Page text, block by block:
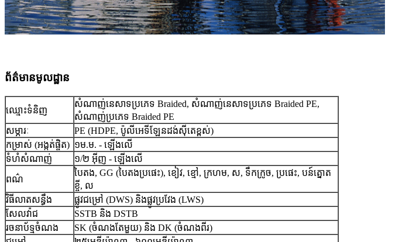
ព័ត៌មានមូលដ្ឋាន
ឈ្មោះ​ទំនិញ
សំណាញ់នេសាទប្រភេទ Braided, សំណាញ់នេសាទប្រភេទ Braided PE,
សំណាញ់ប្រភេទ Braided PE
សម្ភារៈ
PE (HDPE, ប៉ូលីអេទីឡែនដង់ស៊ីតេខ្ពស់)
កម្រាស់ (អង្កត់ផ្ចិត) ១ម.ម. - ឡើងលើ
ទំហំសំណាញ់
១/២ អ៊ីញ - ឡើងលើ
ពណ៌
បៃតង, GG (បៃតងប្រផេះ), ខៀវ, ខ្មៅ, ក្រហម, ស, ទឹកក្រូច, ប្រផេះ, បន៍ត្នោត
ខ្ចី, ល
វិធីលាតសន្ធឹង
ផ្លូវជម្រៅ (DWS) និងផ្លូវប្រវែង (LWS)
សែលវ៉ាជ
SSTB និង DSTB
រចនាប័ទ្មចំណង
SK (ចំណងតែមួយ) និង DK (ចំណងពីរ)